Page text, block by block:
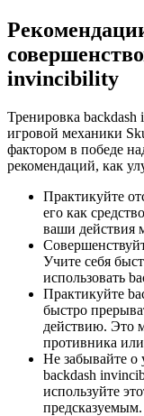
invincibility
Тренировка
игровой механики
фактором в победе
рекомендаций, как
Практикуйте
его как
ваши действия
Учите себя
использовать
Практикуйте
быстро
действию. Это
противника
Не забывайте о
backdash
используйте
предсказуемым.